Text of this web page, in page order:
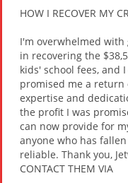
HOW I RECOVER MY
I'm overwhelmed
in recovering the
kids' school fees, and
promised me a return
expertise and
the profit I was
can now provide for
anyone who has
reliable. Thank you,
CONTACT THEM VIA